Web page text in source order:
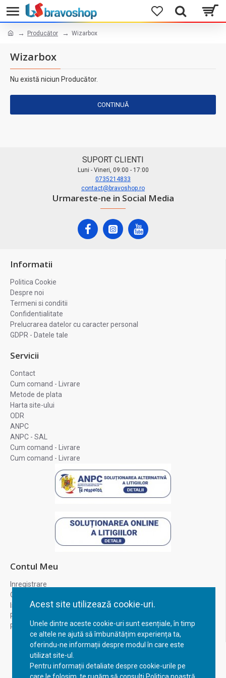
Acest site utilizează cookie-uri.
Unele dintre aceste cookie-uri sunt esențiale, în timp
ce altele ne ajută să îmbunătățim experiența ta,
oferindu-ne informații despre modul în care este
utilizat site-ul.
Pentru informații detaliate despre cookie-urile pe
Producător Wizarbox
Wizarbox
Nu există niciun Producător.
CONTINUĂ
SUPORT CLIENTI
Luni - Vineri, 09:00 - 17:00
0735214833
contact@bravoshop.ro
Urmareste-ne in Social Media
Informatii
Politica Cookie
Despre noi
Termeni si conditii
Confidentialitate
Prelucrarea datelor cu caracter personal
GDPR - Datele tale
Servicii
Contact
Cum comand - Livrare
Metode de plata
Harta site-ului
ODR
ANPC
ANPC - SAL
Cum comand - Livrare
Cum comand - Livrare
Contul Meu
Inregistrare
Contul meu
Istoric comenzi
Recuperare parola
Returnare produs